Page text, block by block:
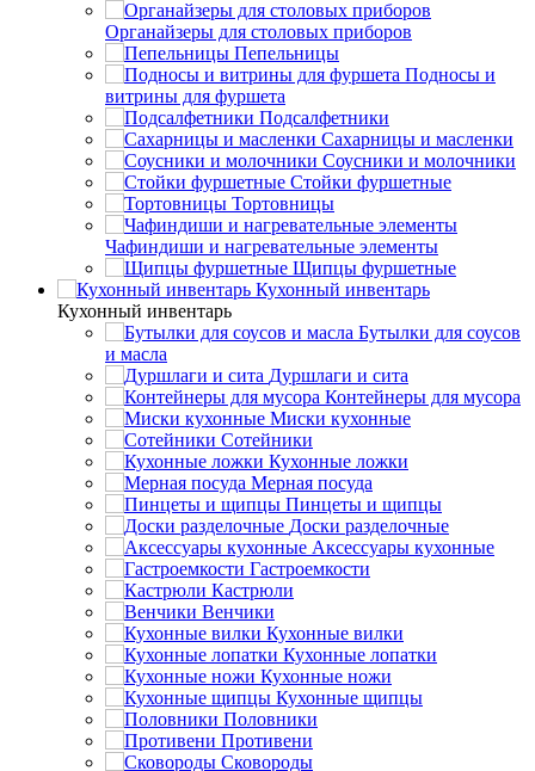
Органайзеры для столовых приборов
Пепельницы
Подносы и
витрины для фуршета
Подсалфетники
Сахарницы и масленки
Соусники и молочники
Стойки фуршетные
Тортовницы
Чафиндиши и нагревательные элементы
Щипцы фуршетные
Кухонный инвентарь
Кухонный инвентарь
Бутылки для соусов
и масла
Дуршлаги и сита
Контейнеры для мусора
Миски кухонные
Сотейники
Кухонные ложки
Мерная посуда
Пинцеты и щипцы
Доски разделочные
Аксессуары кухонные
Гастроемкости
Кастрюли
Венчики
Кухонные вилки
Кухонные лопатки
Кухонные ножи
Кухонные щипцы
Половники
Противени
Сковороды